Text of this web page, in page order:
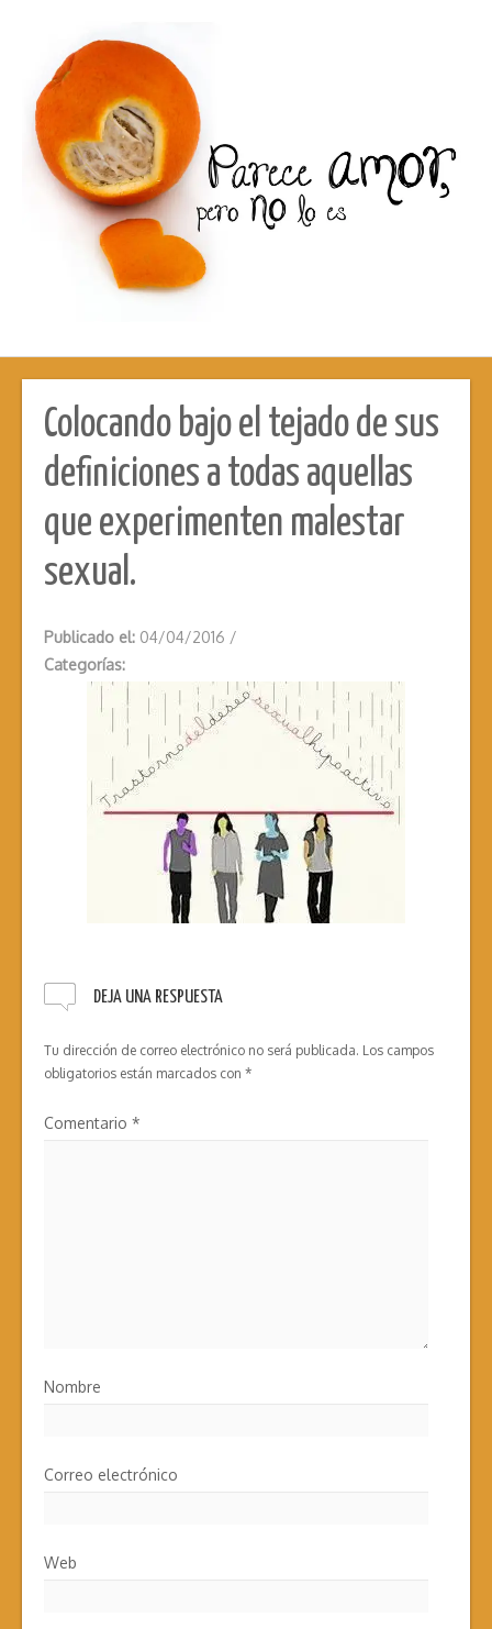
Colocando bajo el tejado de sus
definiciones a todas aquellas
que experimenten malestar
sexual.
Publicado el: 04/04/2016 /
Categorías:
DEJA UNA RESPUESTA
Tu dirección de correo electrónico no será publicada. Los campos
obligatorios están marcados con *
Comentario *
Nombre
Correo electrónico
Web